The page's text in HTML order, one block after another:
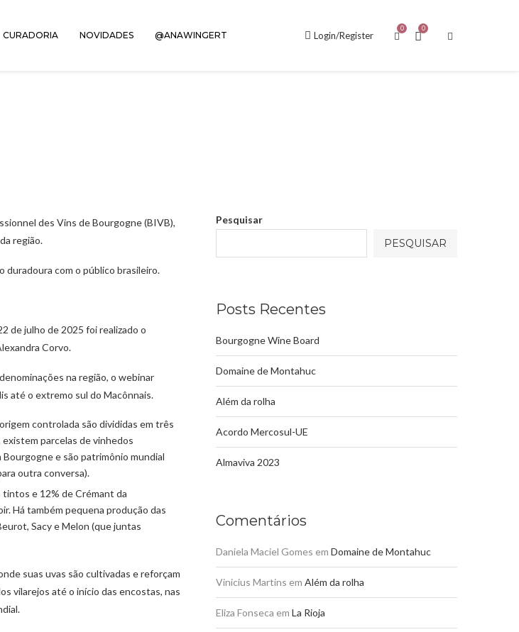
CURADORIA NOVIDADES @ANAWINGERT Login/Register
0 0
des Vins de Bourgogne (BIVB),
região.
duradoura com o público brasileiro.
de julho de 2025 foi realizado o
Corvo.
na região, o webinar
até o extremo sul do Macônnais.
controlada são divididas em três
parcelas de vinhedos
e são patrimônio mundial
outra conversa).
e 12% de Crémant da
Há também pequena produção das
Sacy e Melon (que juntas
suas uvas são cultivadas e reforçam
vilarejos até o início das encostas, nas
Pesquisar
PESQUISAR
Posts Recentes
Bourgogne Wine Board
Domaine de Montahuc
Além da rolha
Acordo Mercosul-UE
Almaviva 2023
Comentários
Daniela Maciel Gomes em Domaine de Montahuc
Vinicius Martins em Além da rolha
Eliza Fonseca em La Rioja